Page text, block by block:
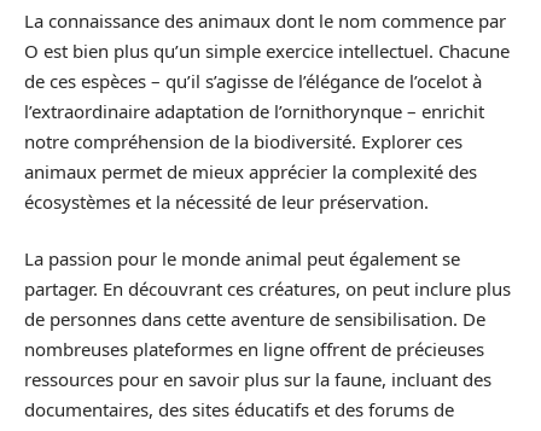
La connaissance des animaux dont le nom commence par
O est bien plus qu’un simple exercice intellectuel. Chacune
de ces espèces – qu’il s’agisse de l’élégance de l’ocelot à
l’extraordinaire adaptation de l’ornithorynque – enrichit
notre compréhension de la biodiversité. Explorer ces
animaux permet de mieux apprécier la complexité des
écosystèmes et la nécessité de leur préservation.
La passion pour le monde animal peut également se
partager. En découvrant ces créatures, on peut inclure plus
de personnes dans cette aventure de sensibilisation. De
nombreuses plateformes en ligne offrent de précieuses
ressources pour en savoir plus sur la faune, incluant des
documentaires, des sites éducatifs et des forums de